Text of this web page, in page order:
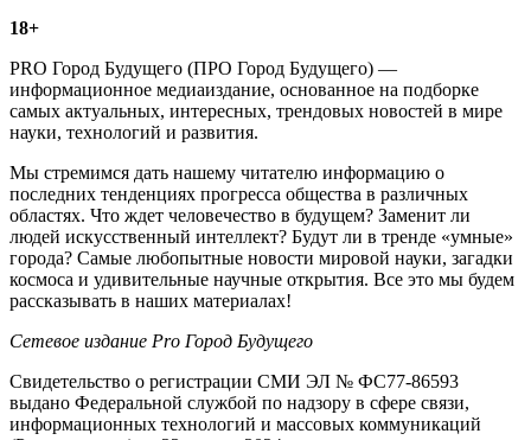
18+
PRO Город Будущего (ПРО Город Будущего) —
информационное медиаиздание, основанное на подборке
самых актуальных, интересных, трендовых новостей в мире
науки, технологий и развития.
Мы стремимся дать нашему читателю информацию о
последних тенденциях прогресса общества в различных
областях. Что ждет человечество в будущем? Заменит ли
людей искусственный интеллект? Будут ли в тренде «умные»
города? Самые любопытные новости мировой науки, загадки
космоса и удивительные научные открытия. Все это мы будем
рассказывать в наших материалах!
Сетевое издание Рrо Город Будущего
Свидетельство о регистрации СМИ ЭЛ № ФС77-86593
выдано Федеральной службой по надзору в сфере связи,
информационных технологий и массовых коммуникаций